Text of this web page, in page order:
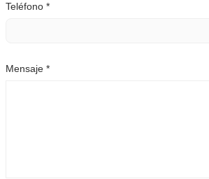
Teléfono *
Mensaje *